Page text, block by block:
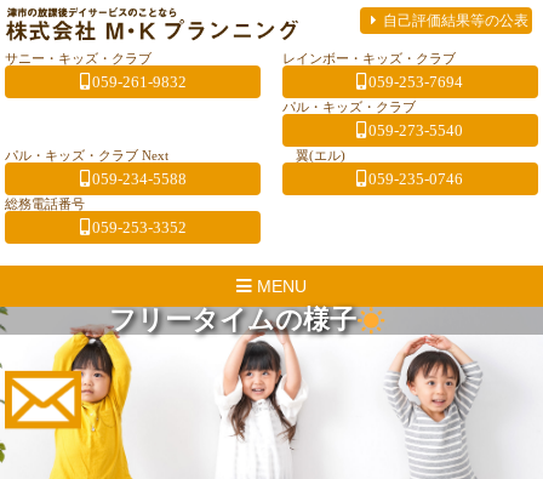
自己評価結果等の公表
サニー・キッズ・クラブ
059-261-9832
レインボー・キッズ・クラブ
059-253-7694
パル・キッズ・クラブ
059-273-5540
パル・キッズ・クラブ Next
059-234-5588
翼(エル)
059-235-0746
総務電話番号
059-253-3352
MENU
フリータイムの様子